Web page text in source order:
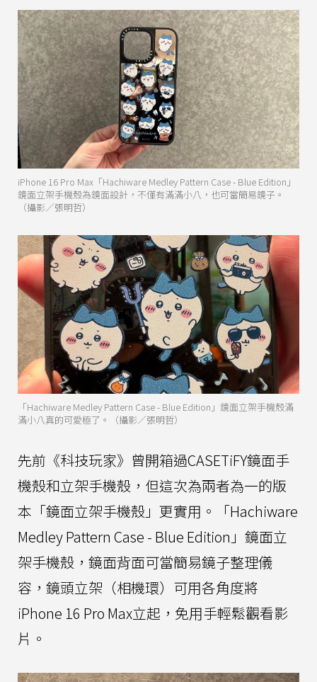
iPhone 16 Pro Max「Hachiware Medley Pattern Case - Blue Edition」
鏡面立架手機殼為鏡面設計，不僅有滿滿小八，也可當簡易鏡子。
（攝影／張明哲）
「Hachiware Medley Pattern Case - Blue Edition」鏡面立架手機殼滿
滿小八真的可愛極了。（攝影／張明哲）
先前《科技玩家》曾開箱過CASETiFY鏡面手
機殼和立架手機殼，但這次為兩者為一的版
本「鏡面立架手機殼」更實用。「Hachiware
Medley Pattern Case - Blue Edition」鏡面立
架手機殼，鏡面背面可當簡易鏡子整理儀
容，鏡頭立架（相機環）可用各角度將
iPhone 16 Pro Max立起，免用手輕鬆觀看影
片。